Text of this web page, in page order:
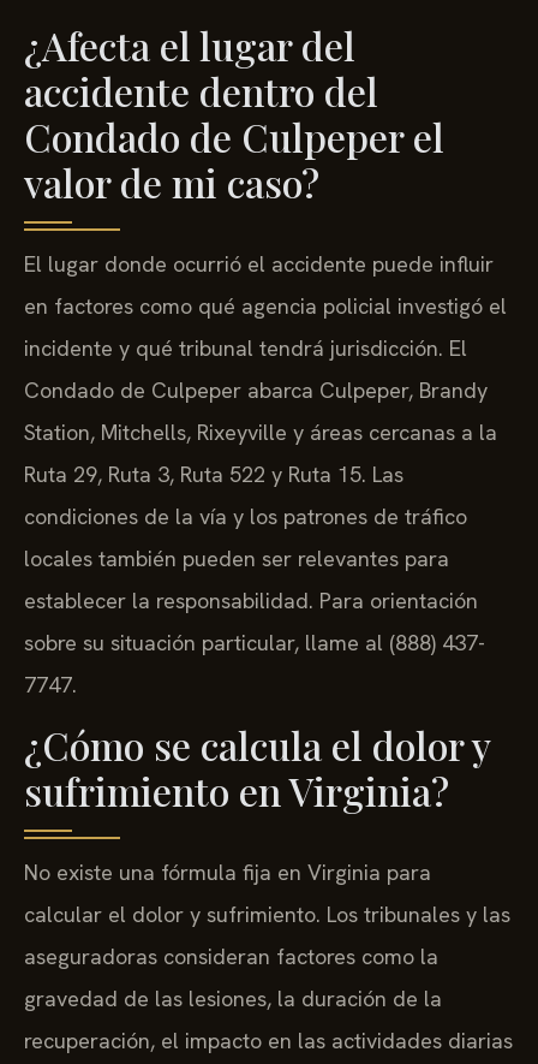
¿Afecta el lugar del
accidente dentro del
Condado de Culpeper el
valor de mi caso?
El lugar donde ocurrió el accidente puede influir
en factores como qué agencia policial investigó el
incidente y qué tribunal tendrá jurisdicción. El
Condado de Culpeper abarca Culpeper, Brandy
Station, Mitchells, Rixeyville y áreas cercanas a la
Ruta 29, Ruta 3, Ruta 522 y Ruta 15. Las
condiciones de la vía y los patrones de tráfico
locales también pueden ser relevantes para
establecer la responsabilidad. Para orientación
sobre su situación particular, llame al (888) 437-
7747.
¿Cómo se calcula el dolor y
sufrimiento en Virginia?
No existe una fórmula fija en Virginia para
calcular el dolor y sufrimiento. Los tribunales y las
aseguradoras consideran factores como la
gravedad de las lesiones, la duración de la
recuperación, el impacto en las actividades diarias